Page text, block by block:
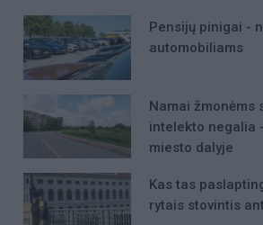
Pensijų pinigai -
automobiliams
Namai žmonėms
intelekto negalia
miesto dalyje
Kas tas
rytais stovintis